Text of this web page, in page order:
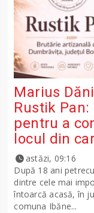
Marius
Rustik
pentru a
locul din
astăzi, 09:16
După 18 ani
dintre cele mai
întoarcă acasă, în
comuna Ibăne...